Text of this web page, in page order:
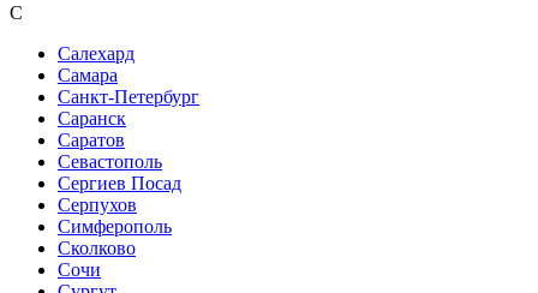
С
Салехард
Самара
Санкт-Петербург
Саранск
Саратов
Севастополь
Сергиев Посад
Серпухов
Симферополь
Сколково
Сочи